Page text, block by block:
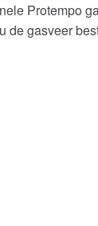
Protempo
de gasveer